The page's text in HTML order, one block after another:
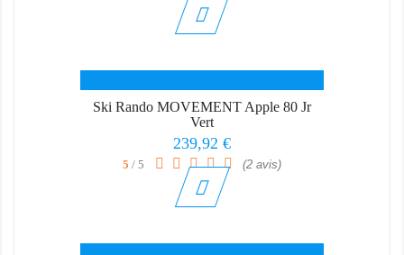
Ski Rando MOVEMENT Apple 80 Jr
Vert
Prix
239,92 €
5 / 5 (2 avis)